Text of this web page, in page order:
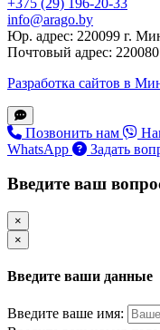
ремонты —
которая
живым
и
info@arago.by
Юр. адрес: 220099 г.
Почтовый адрес:
Разработка сайтов в
Позвонить нам
WhatsApp
Задать
Введите ваш
×
×
Введите ваши данные
Введите ваше имя: